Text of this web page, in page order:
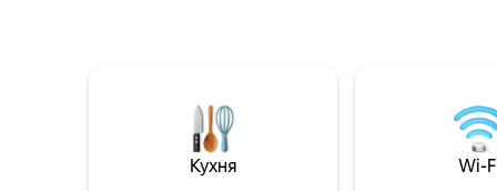
създайте трайни спомени с вашия
домашен любимец! ❤️Ваканционната
къща се резервира бързо за уикенди,
празници и през цялото лято и есен.
само на
Кухня Wi-